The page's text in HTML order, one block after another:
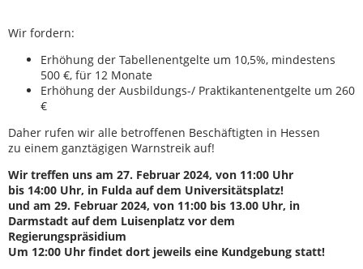
Wir fordern:
Erhöhung der Tabellenentgelte um 10,5%, mindestens
500 €, für 12 Monate
Erhöhung der Ausbildungs-/ Praktikantenentgelte um 260
€
Daher rufen wir alle betroffenen Beschäftigten in Hessen
zu einem ganztägigen Warnstreik auf!
Wir treffen uns am 27. Februar 2024, von 11:00 Uhr
bis 14:00 Uhr, in Fulda auf dem Universitätsplatz!
und am 29. Februar 2024, von 11:00 bis 13.00 Uhr, in
Darmstadt auf dem Luisenplatz vor dem
Regierungspräsidium
Um 12:00 Uhr findet dort jeweils eine Kundgebung statt!